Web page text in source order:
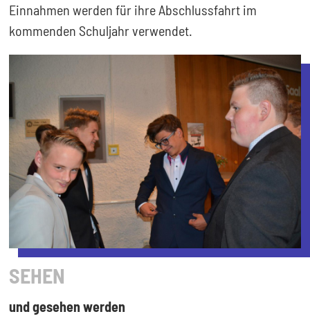
Einnahmen werden für ihre Abschlussfahrt im
kommenden Schuljahr verwendet.
SEHEN
und gesehen werden